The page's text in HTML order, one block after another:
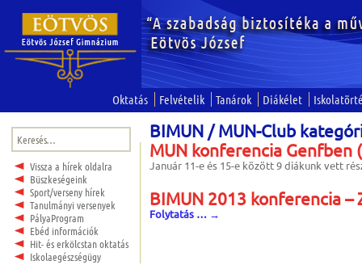
Oktatás Felvételik Tanárok Diákélet
Keresés:
Vissza a hírek oldalra
Büszkeségeink
Sport/verseny hírek
Tanulmányi versenyek
PályaProgram
Ebéd információk
Hit- és erkölcstan oktatás
Iskolaegészségügy
BIMUN / MUN-Club
MUN konferencia Genfben
Január 11-e és 15-e között 9 diákunk vett
BIMUN 2013 konferencia –
Folytatás … →